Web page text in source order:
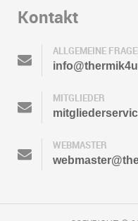
Kontakt
ALLGEMEINE
MITGLIEDER
WEBMASTER